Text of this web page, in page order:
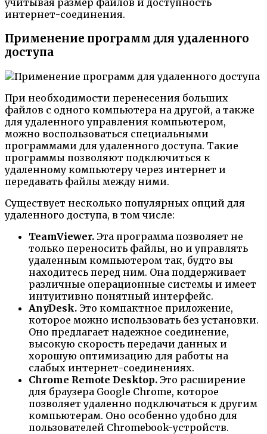
учитывая размер файлов и доступность
интернет-соединения.
Применение программ для удаленного
доступа
При необходимости перенесения больших
файлов с одного компьютера на другой, а также
для удаленного управления компьютером,
можно воспользоваться специальными
программами для удаленного доступа. Такие
программы позволяют подключиться к
удаленному компьютеру через интернет и
передавать файлы между ними.
Существует несколько популярных опций для
удаленного доступа, в том числе:
TeamViewer. Эта программа позволяет не
только переносить файлы, но и управлять
удаленным компьютером так, будто вы
находитесь перед ним. Она поддерживает
различные операционные системы и имеет
интуитивно понятный интерфейс.
AnyDesk. Это компактное приложение,
которое можно использовать без установки.
Оно предлагает надежное соединение,
высокую скорость передачи данных и
хорошую оптимизацию для работы на
слабых интернет-соединениях.
Chrome Remote Desktop. Это расширение
для браузера Google Chrome, которое
позволяет удаленно подключаться к другим
компьютерам. Оно особенно удобно для
пользователей Chromebook-устройств.